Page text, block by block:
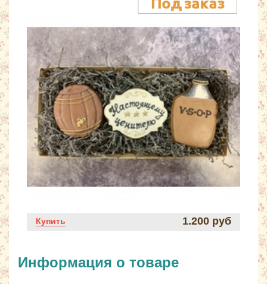
Купить 1.200 руб
Информация о товаре